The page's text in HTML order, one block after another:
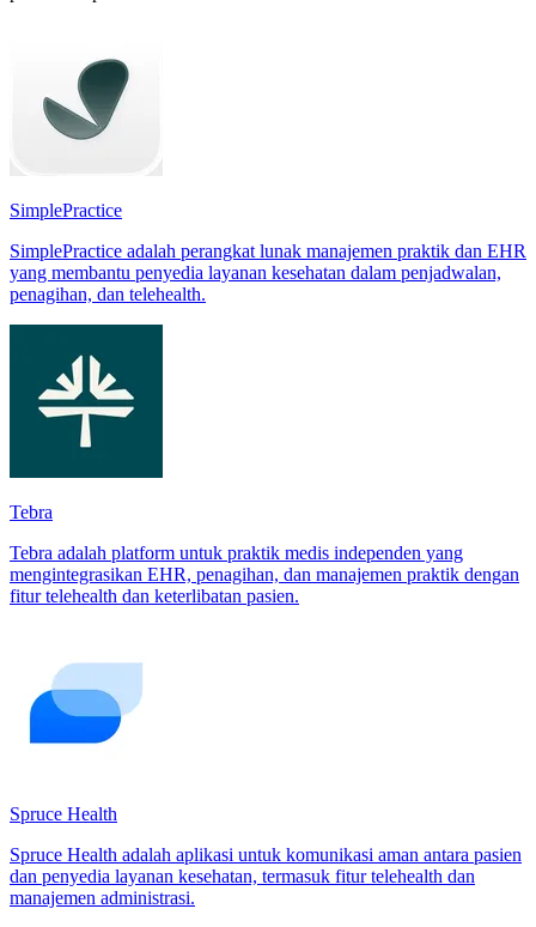
SimplePractice
SimplePractice adalah perangkat lunak manajemen praktik dan EHR
yang membantu penyedia layanan kesehatan dalam penjadwalan,
penagihan, dan telehealth.
Tebra
Tebra adalah platform untuk praktik medis independen yang
mengintegrasikan EHR, penagihan, dan manajemen praktik dengan
fitur telehealth dan keterlibatan pasien.
Spruce Health
Spruce Health adalah aplikasi untuk komunikasi aman antara pasien
dan penyedia layanan kesehatan, termasuk fitur telehealth dan
manajemen administrasi.